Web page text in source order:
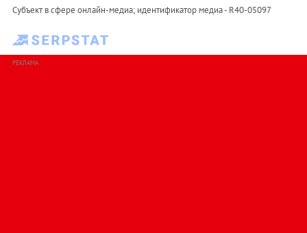
Субъект в сфере онлайн-медиа; идентификатор медиа - R40-05097
РЕКЛАМА